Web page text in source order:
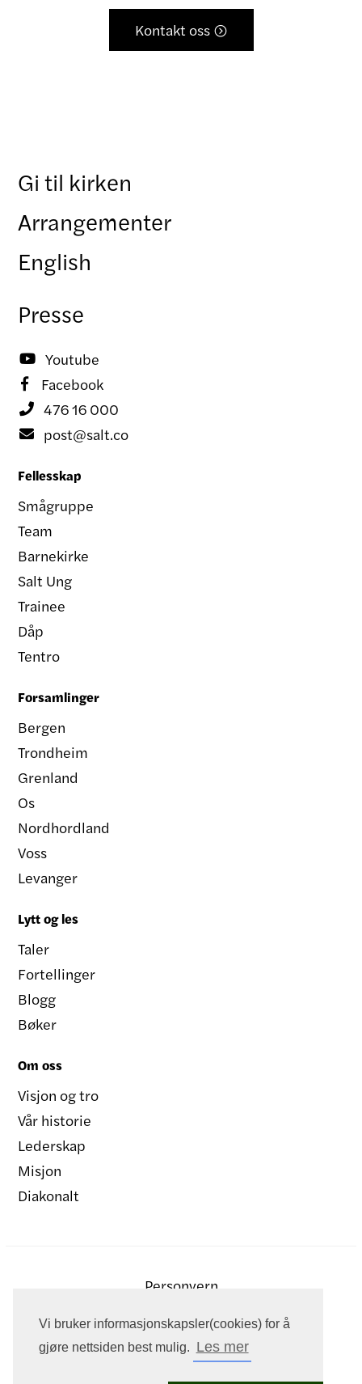
Vi bruker informasjonskapsler(cookies) for å
gjøre nettsiden best mulig. Les mer
Kontakt oss 
Gi til kirken
Arrangementer
English
Presse
 Youtube
 Facebook
 476 16 000
 post@salt.co
Fellesskap
Smågruppe
Team
Barnekirke
Salt Ung
Trainee
Dåp
Tentro
Forsamlinger
Bergen
Trondheim
Grenland
Os
Nordhordland
Voss
Levanger
Lytt og les
Taler
Fortellinger
Blogg
Bøker
Om oss
Visjon og tro
Vår historie
Lederskap
Misjon
Diakonalt
Personvern